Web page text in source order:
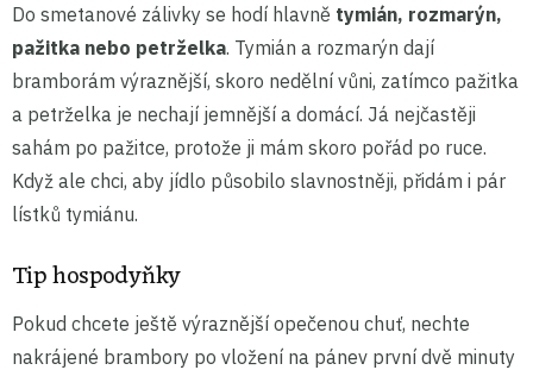
Do smetanové zálivky se hodí hlavně tymián, rozmarýn,
pažitka nebo petrželka. Tymián a rozmarýn dají
bramborám výraznější, skoro nedělní vůni, zatímco pažitka
a petrželka je nechají jemnější a domácí. Já nejčastěji
sahám po pažitce, protože ji mám skoro pořád po ruce.
Když ale chci, aby jídlo působilo slavnostněji, přidám i pár
lístků tymiánu.
Tip hospodyňky
Pokud chcete ještě výraznější opečenou chuť, nechte
nakrájené brambory po vložení na pánev první dvě minuty